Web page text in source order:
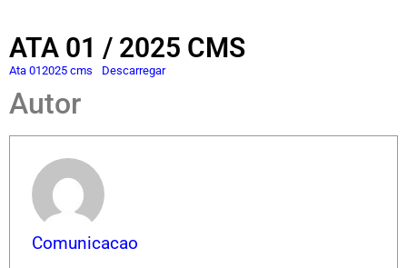
ATA 01 / 2025 CMS
Ata 012025 cms Descarregar
Autor
Comunicacao